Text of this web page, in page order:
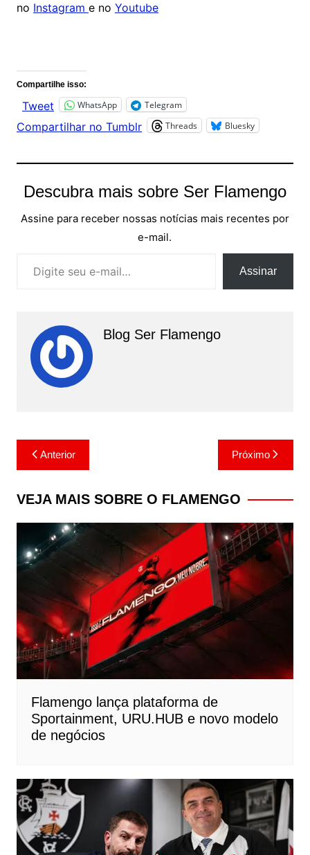
no Instagram e no Youtube
Compartilhe isso:
Tweet WhatsApp Telegram
Compartilhar no Tumblr Threads Bluesky
Descubra mais sobre Ser Flamengo
Assine para receber nossas notícias mais recentes por
e-mail.
Assinar
Blog Ser Flamengo
Navegação
de
Post
Anterior Próximo
VEJA MAIS SOBRE O FLAMENGO
Flamengo lança plataforma de
Sportainment, URU.HUB e novo modelo
de negócios